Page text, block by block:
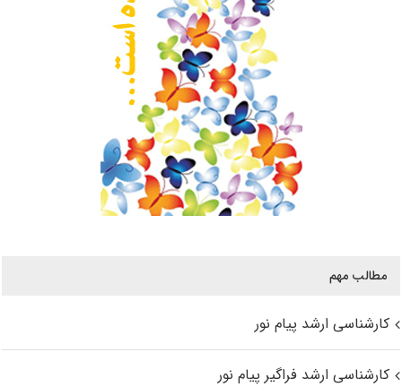
مطالب مهم
کارشناسی ارشد پیام نور
کارشناسی ارشد فراگیر پیام نور